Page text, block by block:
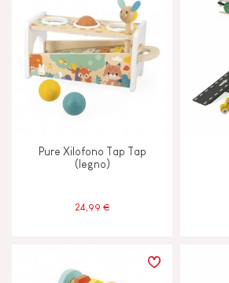
Pure Xilofono Tap Tap
(legno)
24,99 €